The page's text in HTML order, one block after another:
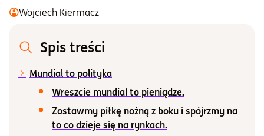
Blog
Centrum pomocy
Informacje i dokumenty
Wojciech Kiermacz
Spis treści
Mundial to polityka
Wreszcie mundial to pieniądze.
Zostawmy piłkę nożną z boku i spójrzmy na
to co dzieje się na rynkach.